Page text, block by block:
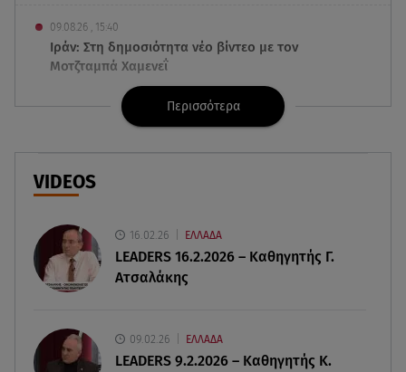
09.08.26 , 15:40
Ιράν: Στη δημοσιότητα νέο βίντεο με τον
Μοτζταμπά Χαμενεΐ
09.08.26 , 15:16
Χωρισμός στη σόουμπιζ μετά από 8 χρόνια
γάμου - Η ανακοίνωση
09.08.26 , 14:42
υποβάλλουν σήμερα αιτήσεις
09.08.26 , 14:32
09.08.26 , 14:01
Περισσότερα
VIDEOS
16.02.26 ΕΛΛΑΔΑ
LEADERS 16.2.2026 – Καθηγητής Γ.
Ατσαλάκης
09.02.26 ΕΛΛΑΔΑ
LEADERS 9.2.2026 – Καθηγητής Κ.